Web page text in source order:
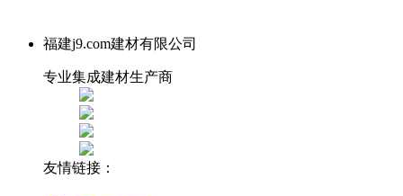
福建j9.com建材有限公司
专业集成建材生产商
友情链接：